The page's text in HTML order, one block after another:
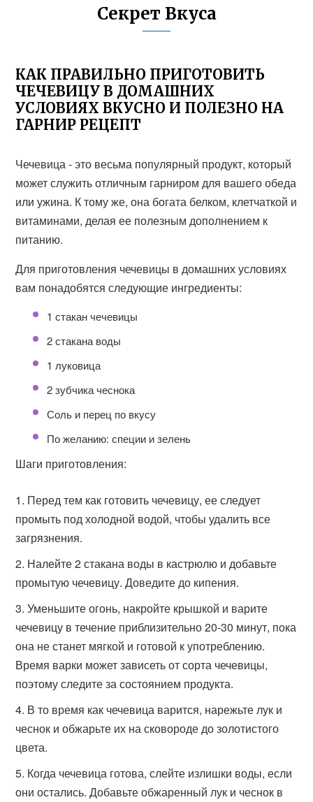
Секрет Вкуса
КАК ПРАВИЛЬНО ПРИГОТОВИТЬ
ЧЕЧЕВИЦУ В ДОМАШНИХ
УСЛОВИЯХ ВКУСНО И ПОЛЕЗНО НА
ГАРНИР РЕЦЕПТ
Чечевица - это весьма популярный продукт, который
может служить отличным гарниром для вашего обеда
или ужина. К тому же, она богата белком, клетчаткой и
витаминами, делая ее полезным дополнением к
питанию.
Для приготовления чечевицы в домашних условиях
вам понадобятся следующие ингредиенты:
1 стакан чечевицы
2 стакана воды
1 луковица
2 зубчика чеснока
Соль и перец по вкусу
По желанию: специи и зелень
Шаги приготовления:
Перед тем как готовить чечевицу, ее следует
промыть под холодной водой, чтобы удалить все
загрязнения.
Налейте 2 стакана воды в кастрюлю и добавьте
промытую чечевицу. Доведите до кипения.
Уменьшите огонь, накройте крышкой и варите
чечевицу в течение приблизительно 20-30 минут, пока
она не станет мягкой и готовой к употреблению.
Время варки может зависеть от сорта чечевицы,
поэтому следите за состоянием продукта.
В то время как чечевица варится, нарежьте лук и
чеснок и обжарьте их на сковороде до золотистого
цвета.
Когда чечевица готова, слейте излишки воды, если
они остались. Добавьте обжаренный лук и чеснок в